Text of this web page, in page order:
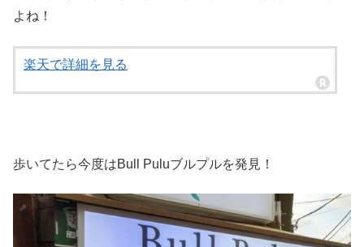
よね！
楽天で詳細を見る
歩いてたら今度はBull Puluブルプルを発見！